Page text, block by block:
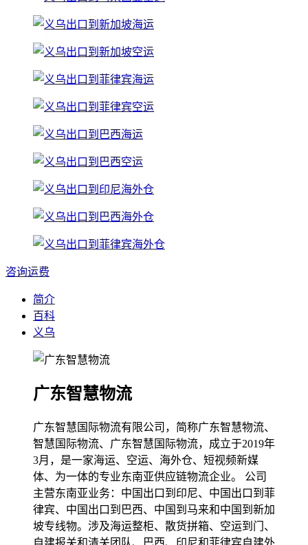
咨询运费
简介
百科
义乌
广东智慧物流
广东智慧国际物流有限公司，简称广东智慧物流、
智慧国际物流、广东智慧国际物流，成立于2019年
3月，是一家海运、空运、海外仓、短视频新媒
体、为一体的专业东南亚供应链物流企业。 公司
主营东南亚业务：中国出口到印尼、中国出口到菲
律宾、中国出口到巴西、中国到马来和中国到新加
坡专线物。涉及海运整柜、散货拼箱、空运到门、